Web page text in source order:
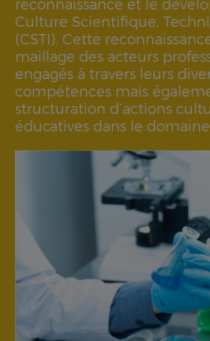
reconnaissance et le
Culture Scientifique,
(CSTI). Cette
maillage des acteurs
engagés à travers leurs
compétences mais
structuration d’actions
éducatives dans le domaine